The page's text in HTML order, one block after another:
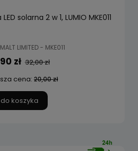
solarna 2 w 1, LUMIO MKE011
LIMITED - MKE011
zł 32,00 zł
cena: 20,00 zł
do koszyka